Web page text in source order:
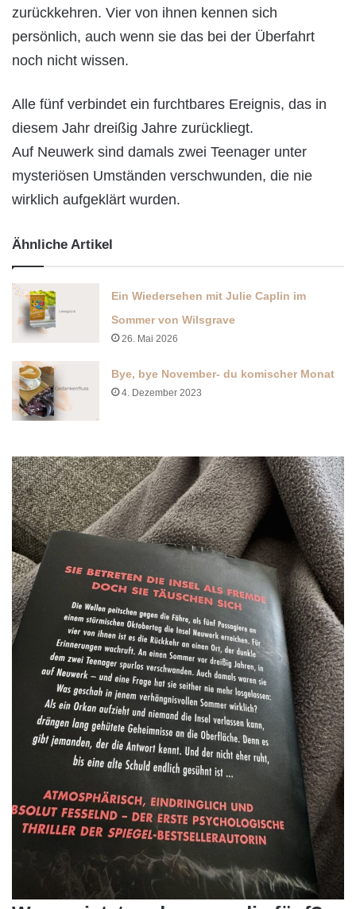
zurückkehren. Vier von ihnen kennen sich
persönlich, auch wenn sie das bei der Überfahrt
noch nicht wissen.
Alle fünf verbindet ein furchtbares Ereignis, das in
diesem Jahr dreißig Jahre zurückliegt.
Auf Neuwerk sind damals zwei Teenager unter
mysteriösen Umständen verschwunden, die nie
wirklich aufgeklärt wurden.
Ähnliche Artikel
Ein Wiedersehen mit Julie Caplin im
Sommer von Wilsgrave
26. Mai 2026
Bye, bye November- du komischer Monat
4. Dezember 2023